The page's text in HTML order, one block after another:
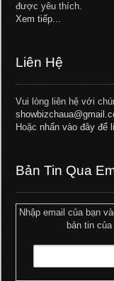
được yêu thích.
Xem tiếp...
Liên Hệ
Vui lòng liên hệ với
Hoặc nhấn vào đây để
Bản Tin Qua
Nhập email của bạn
bản tin